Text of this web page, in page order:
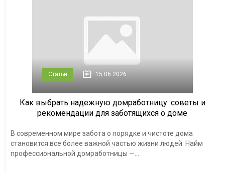
Статьи 15.06.2026
Как выбрать надежную домработницу: советы и
рекомендации для заботящихся о доме
В современном мире забота о порядке и чистоте дома
становится все более важной частью жизни людей. Найм
профессиональной домработницы —...